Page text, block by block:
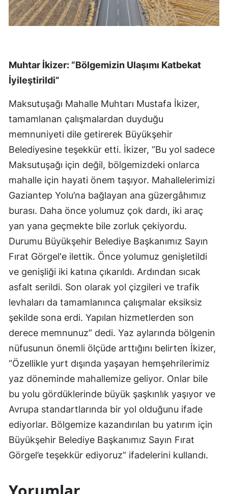
Muhtar İkizer: “Bölgemizin Ulaşımı Katbekat
İyileştirildi”
Maksutuşağı Mahalle Muhtarı Mustafa İkizer,
tamamlanan çalışmalardan duyduğu
memnuniyeti dile getirerek Büyükşehir
Belediyesine teşekkür etti. İkizer, “Bu yol sadece
Maksutuşağı için değil, bölgemizdeki onlarca
mahalle için hayati önem taşıyor. Mahallelerimizi
Gaziantep Yolu’na bağlayan ana güzergâhımız
burası. Daha önce yolumuz çok dardı, iki araç
yan yana geçmekte bile zorluk çekiyordu.
Durumu Büyükşehir Belediye Başkanımız Sayın
Fırat Görgel'e ilettik. Önce yolumuz genişletildi
ve genişliği iki katına çıkarıldı. Ardından sıcak
asfalt serildi. Son olarak yol çizgileri ve trafik
levhaları da tamamlanınca çalışmalar eksiksiz
şekilde sona erdi. Yapılan hizmetlerden son
derece memnunuz” dedi. Yaz aylarında bölgenin
nüfusunun önemli ölçüde arttığını belirten İkizer,
“Özellikle yurt dışında yaşayan hemşehrilerimiz
yaz döneminde mahallemize geliyor. Onlar bile
bu yolu gördüklerinde büyük şaşkınlık yaşıyor ve
Avrupa standartlarında bir yol olduğunu ifade
ediyorlar. Bölgemize kazandırılan bu yatırım için
Büyükşehir Belediye Başkanımız Sayın Fırat
Görgel’e teşekkür ediyoruz” ifadelerini kullandı.